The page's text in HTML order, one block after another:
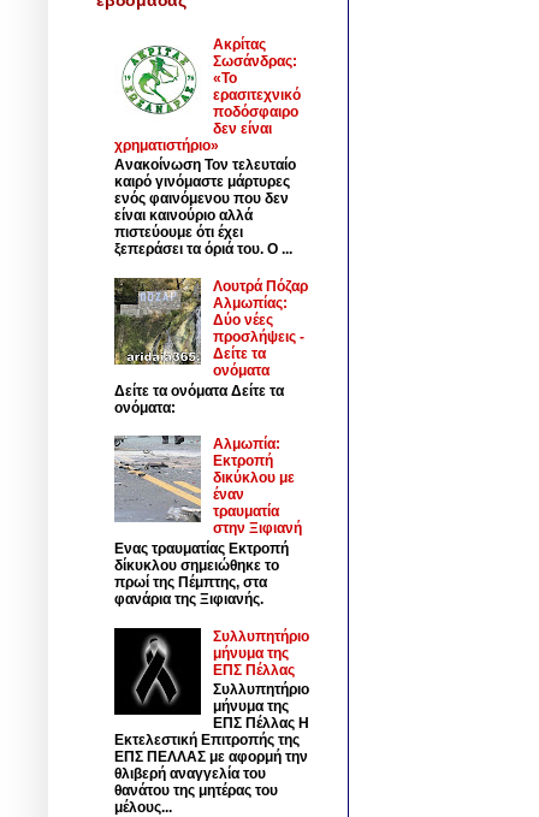
Ακρίτας
Σωσάνδρας:
«Το
ερασιτεχνικό
ποδόσφαιρο
δεν είναι
χρηματιστήριο»
Ανακοίνωση Τον τελευταίο
καιρό γινόμαστε μάρτυρες
ενός φαινόμενου που δεν
είναι καινούριο αλλά
πιστεύουμε ότι έχει
ξεπεράσει τα όριά του. Ο ...
Λουτρά Πόζαρ
Αλμωπίας:
Δύο νέες
προσλήψεις -
Δείτε τα
ονόματα
Δείτε τα ονόματα Δείτε τα
ονόματα:
Αλμωπία:
Εκτροπή
δικύκλου με
έναν
τραυματία
στην Ξιφιανή
Ενας τραυματίας Εκτροπή
δίκυκλου σημειώθηκε το
πρωί της Πέμπτης, στα
φανάρια της Ξιφιανής.
Συλλυπητήριο
μήνυμα της
ΕΠΣ Πέλλας
Συλλυπητήριο
μήνυμα της
ΕΠΣ Πέλλας Η
Εκτελεστική Επιτροπής της
ΕΠΣ ΠΕΛΛΑΣ με αφορμή την
θλιβερή αναγγελία του
θανάτου της μητέρας του
μέλους...